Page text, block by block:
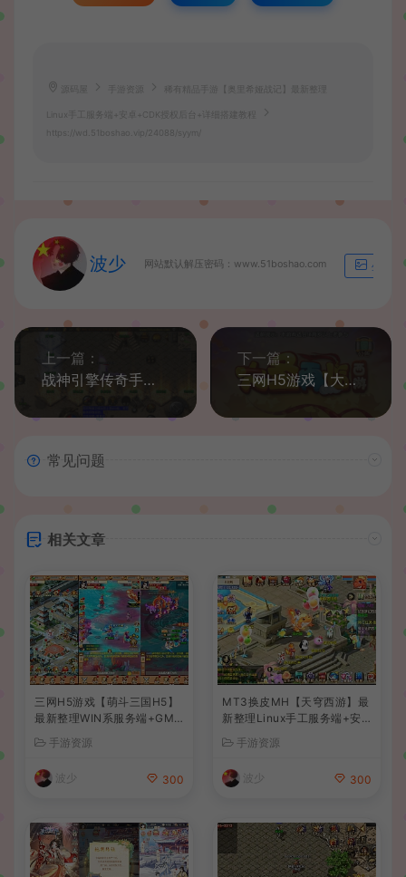
手游资源 稀有精品手游【奥里希娅战记】最新整理
Linux手工服务端+安卓+CDK授权后台+详细搭建教程
https://wd.51boshao.vip/24088/syym/
波少 网站默认解压密码：www.51boshao.com 生成海
上一篇：
战神引擎传奇手游【1.80精品火龙第二季完整版白猪3】最新整理Win系一键服务端+安卓苹果双端+GM授权后台+详细搭建教程
下一篇：
三网H5游戏【大圣轮回H5之大圣再临】最新整理单机一键即玩镜像服务端+Linux本地学习手工服务端+GM授权后台+详细搭建教程
常见问题
相关文章
三网H5游戏【萌斗三国H5】
最新整理WIN系服务端+GM
后台+详细搭建教程
手游资源
波少 300
MT3换皮MH【天穹西游】最
新整理Linux手工服务端+安
卓苹果双端+GM后台+详细搭
建教程+全套源码+视频教程
手游资源
波少 300